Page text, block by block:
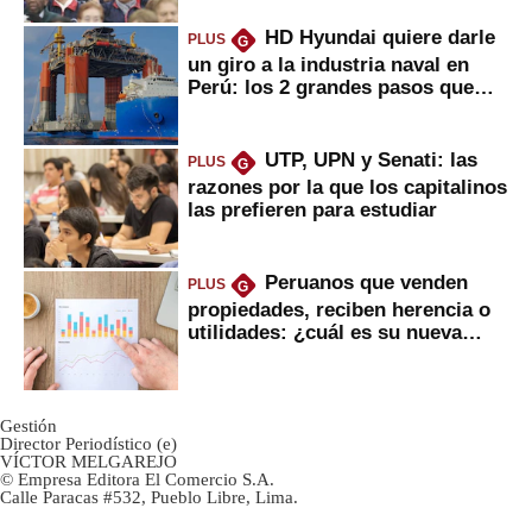
PLUS G
HD Hyundai quiere darle
un giro a la industria naval en
Perú: los 2 grandes pasos que
PLUS G
UTP, UPN y Senati: las
razones por la que los capitalinos
las prefieren para estudiar
PLUS G
Peruanos que venden
propiedades, reciben herencia o
utilidades: ¿cuál es su nueva
Gestión
Director Periodístico (e)
VÍCTOR MELGAREJO
© Empresa Editora El Comercio S.A.
Calle Paracas #532, Pueblo Libre, Lima.